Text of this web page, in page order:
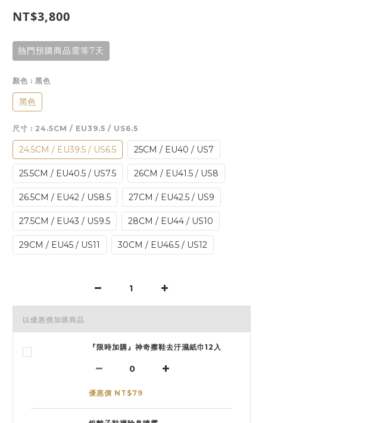
NT$3,800
熱門預購商品需等7天
顏色 : 黑色
黑色
尺寸 : 24.5CM / EU39.5 / US6.5
24.5CM / EU39.5 / US6.5 25CM / EU40 / US7
25.5CM / EU40.5 / US7.5 26CM / EU41.5 / US8
26.5CM / EU42 / US8.5 27CM / EU42.5 / US9
27.5CM / EU43 / US9.5 28CM / EU44 / US10
29CM / EU45 / US11 30CM / EU46.5 / US12
以優惠價加購商品
『限時加購』神奇擦鞋去汙濕紙巾12入
優惠價 NT$79